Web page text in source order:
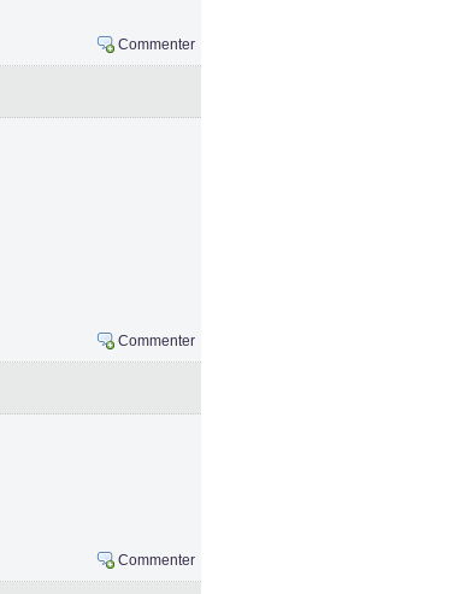
Commenter
Commenter
Commenter